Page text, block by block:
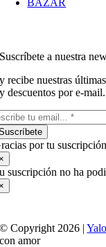
Suscríbete a nuestra
y recibe nuestras
y descuentos por e-mail.
por tu
suscripción no ha
© Copyright 2026 |
con amor